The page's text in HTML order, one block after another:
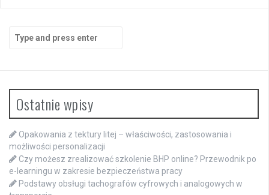
Search
for:
Ostatnie wpisy
Opakowania z tektury litej – właściwości, zastosowania i
możliwości personalizacji
Czy możesz zrealizować szkolenie BHP online? Przewodnik po
e-learningu w zakresie bezpieczeństwa pracy
Podstawy obsługi tachografów cyfrowych i analogowych w